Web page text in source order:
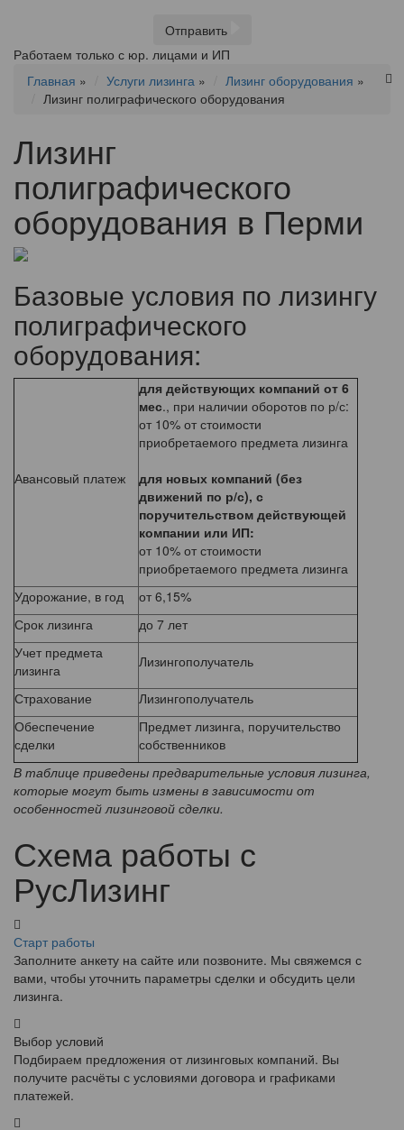
Отправить
Работаем только с юр. лицами и ИП
Главная » Услуги лизинга » Лизинг оборудования »
Лизинг полиграфического оборудования
Лизинг
полиграфического
оборудования в Перми
Базовые условия по лизингу
полиграфического
оборудования:
Авансовый платеж
для действующих компаний от 6
мес., при наличии оборотов по р/с:
от 10% от стоимости
приобретаемого предмета лизинга
для новых компаний (без
движений по р/с), с
поручительством действующей
компании или ИП:
от 10% от стоимости
приобретаемого предмета лизинга
Удорожание, в год
от 6,15%
Срок лизинга
до 7 лет
Учет предмета
лизинга
Лизингополучатель
Страхование
Лизингополучатель
Обеспечение
сделки
Предмет лизинга, поручительство
собственников
В таблице приведены предварительные условия лизинга,
которые могут быть измены в зависимости от
особенностей лизинговой сделки.
Схема работы с
РусЛизинг
Старт работы
Заполните анкету на сайте или позвоните. Мы свяжемся с
вами, чтобы уточнить параметры сделки и обсудить цели
лизинга.
Выбор условий
Подбираем предложения от лизинговых компаний. Вы
получите расчёты с условиями договора и графиками
платежей.